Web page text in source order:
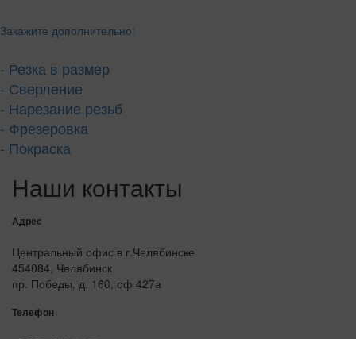
Закажите дополнительно:
- Резка в размер
- Сверление
- Нарезание резьб
- Фрезеровка
- Покраска
Наши контакты
Адрес
Центральный офис в г.Челябинске
454084, Челябинск,
пр. Победы, д. 160, оф 427а
Телефон